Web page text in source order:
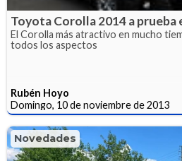
Toyota Corolla 2014 a prueba
El Corolla más atractivo en mucho
todos los aspectos
Rubén Hoyo
Domingo, 10 de noviembre de 2013
Novedades